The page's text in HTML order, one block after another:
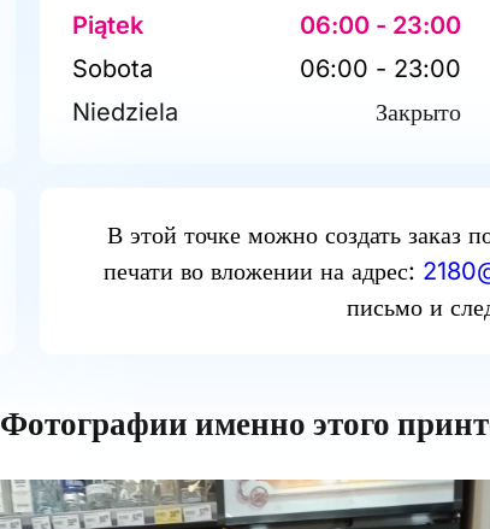
Piątek
06:00 - 23:00
Sobota
06:00 - 23:00
Niedziela
Закрыто
В этой точке можно создать заказ
печати во вложении на адрес:
письмо и
Фотографии именно этого